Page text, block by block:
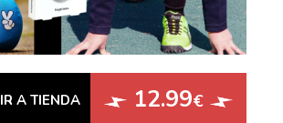
IR A TIENDA 12.99€